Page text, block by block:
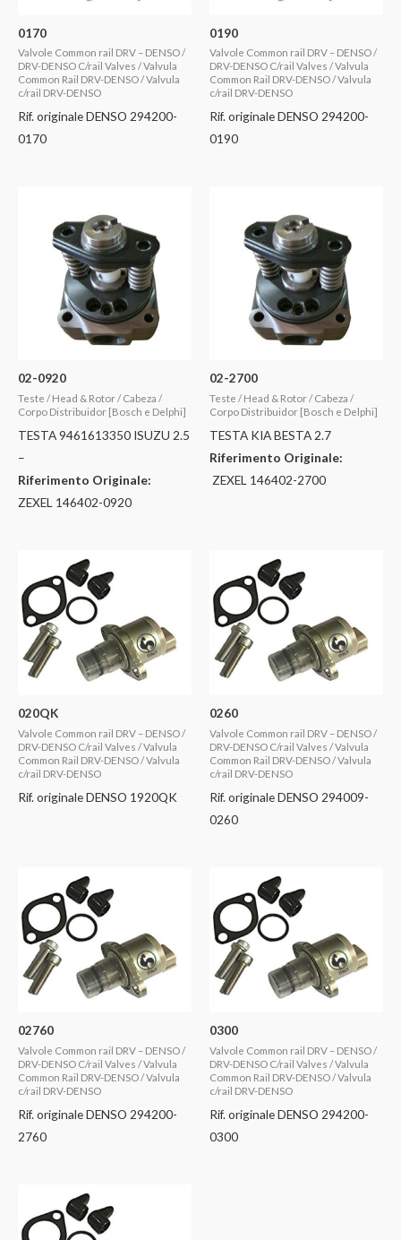
0170
Valvole Common rail DRV – DENSO /
DRV-DENSO C/rail Valves / Valvula
Common Rail DRV-DENSO / Valvula
c/rail DRV-DENSO
Rif. originale DENSO 294200-
0170
0190
Valvole Common rail DRV – DENSO /
DRV-DENSO C/rail Valves / Valvula
Common Rail DRV-DENSO / Valvula
c/rail DRV-DENSO
Rif. originale DENSO 294200-
0190
02-0920
Teste / Head & Rotor / Cabeza /
Corpo Distribuidor [Bosch e Delphi]
TESTA 9461613350 ISUZU 2.5
–
Riferimento Originale:
ZEXEL 146402-0920
02-2700
Teste / Head & Rotor / Cabeza /
Corpo Distribuidor [Bosch e Delphi]
TESTA KIA BESTA 2.7
Riferimento Originale:
ZEXEL 146402-2700
020QK
Valvole Common rail DRV – DENSO /
DRV-DENSO C/rail Valves / Valvula
Common Rail DRV-DENSO / Valvula
c/rail DRV-DENSO
Rif. originale DENSO 1920QK
0260
Valvole Common rail DRV – DENSO /
DRV-DENSO C/rail Valves / Valvula
Common Rail DRV-DENSO / Valvula
c/rail DRV-DENSO
Rif. originale DENSO 294009-
0260
02760
Valvole Common rail DRV – DENSO /
DRV-DENSO C/rail Valves / Valvula
Common Rail DRV-DENSO / Valvula
c/rail DRV-DENSO
Rif. originale DENSO 294200-
2760
0300
Valvole Common rail DRV – DENSO /
DRV-DENSO C/rail Valves / Valvula
Common Rail DRV-DENSO / Valvula
c/rail DRV-DENSO
Rif. originale DENSO 294200-
0300